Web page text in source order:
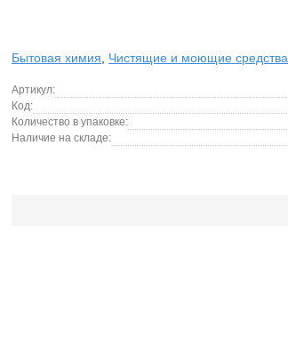
Бытовая химия Чистящие и моющие средства
Артикул:
Код:
Количество в упаковке:
Наличие на складе: